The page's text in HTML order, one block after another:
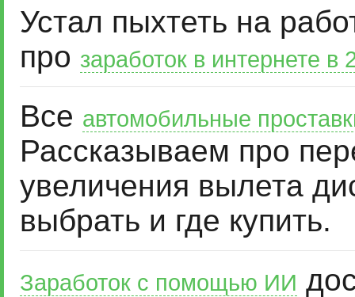
Устал пыхтеть на
про заработок в интернете в
Все автомобильные
Рассказываем про
увеличения вылета
выбрать и где купить.
Заработок с помощью ИИ